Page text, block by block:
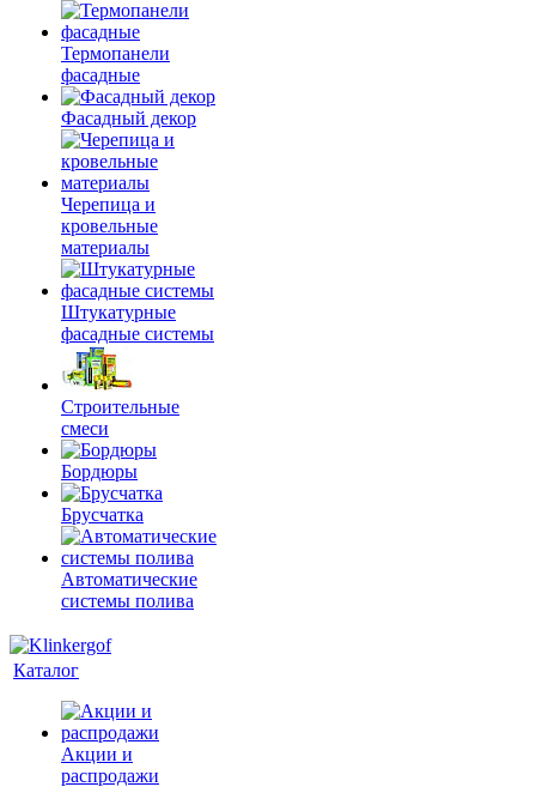
Термопанели
фасадные
Фасадный декор
Черепица и
кровельные
материалы
Штукатурные
фасадные системы
Строительные
смеси
Бордюры
Брусчатка
Автоматические
системы полива
Каталог
Акции и
распродажи